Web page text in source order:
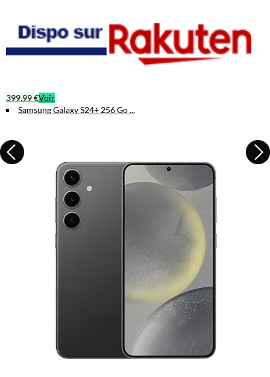
399,99 €Voir
Samsung Galaxy S24+ 256 Go ...